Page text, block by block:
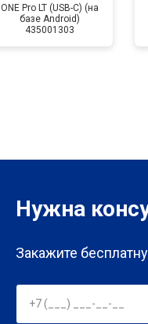
ONE Pro LT (USB-C) (на
базе Android)
435001303
Нужна
Закажите